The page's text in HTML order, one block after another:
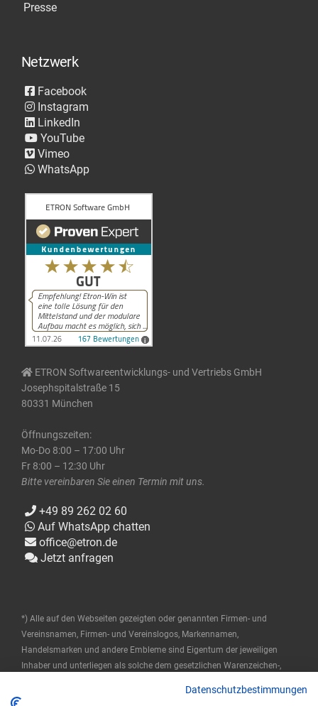
Presse
Netzwerk
Facebook
Instagram
LinkedIn
YouTube
Vimeo
WhatsApp
ETRON Softwareentwicklungs- und Vertriebs GmbH
Josephspitalstraße 15
80331 München
Öffnungszeiten:
Mo-Do 8:00 – 17:00 Uhr
Fr 8:00 – 12:30 Uhr
Bitte vereinbaren Sie einen Termin mit uns.
+49 89 262 02 60
Auf WhatsApp chatten
office@etron.de
Jetzt anfragen
*) Alle auf den Webseiten gezeigten oder genannten Firmen- und
Vereinsnamen, Firmen- und Vereinslogos, Markennamen,
Handelsmarken und andere Embleme sind Eigentum der jeweiligen
Inhaber und unterliegen als solche dem gesetzlichen Warenzeichen-,
Datenschutzbestimmungen